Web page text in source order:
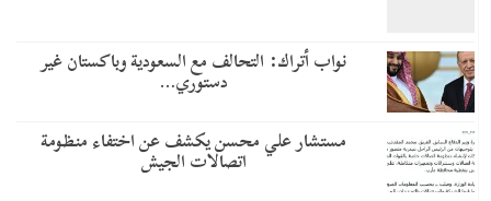
نواب أتراك: التحالف مع السعودية وباكستان غير
دستوري…
مستشار علي محسن يكشف عن اختفاء منظومة
اتصالات الجيش